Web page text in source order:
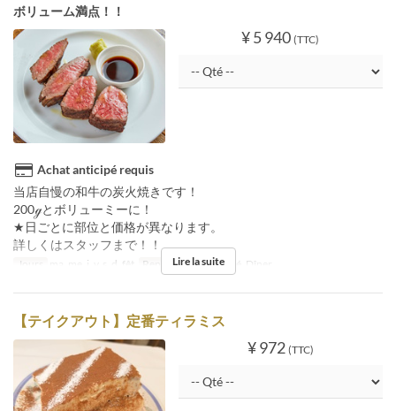
ボリューム満点！！
¥ 5 940 (TTC)
Achat anticipé requis
当店自慢の和牛の炭火焼きです！
200ℊとボリューミーに！
★日ごとに部位と価格が異なります。
詳しくはスタッフまで！！
Jours ma, me, j, v, s, d, fêt Repas Déjeuner, Thé, Dîner
Lire la suite
【テイクアウト】定番ティラミス
¥ 972 (TTC)